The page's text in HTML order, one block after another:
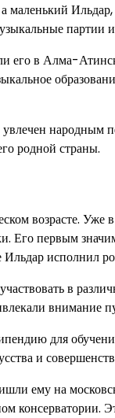
маленький
партии
его в Алма-
народным
родной страны.
возрасте. Уже
Его первым
исполнил
в
внимание
для
и
ему на
консерватории.